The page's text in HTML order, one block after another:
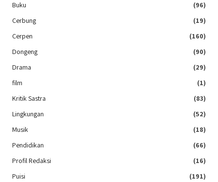
Buku
(96)
Cerbung
(19)
Cerpen
(160)
Dongeng
(90)
Drama
(29)
film
(1)
Kritik Sastra
(83)
Lingkungan
(52)
Musik
(18)
Pendidikan
(66)
Profil Redaksi
(16)
Puisi
(191)